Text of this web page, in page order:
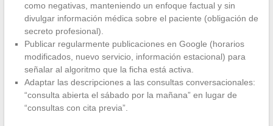
como negativas, manteniendo un enfoque factual y sin
divulgar información médica sobre el paciente (obligación de
secreto profesional).
Publicar regularmente publicaciones en Google (horarios
modificados, nuevo servicio, información estacional) para
señalar al algoritmo que la ficha está activa.
Adaptar las descripciones a las consultas conversacionales:
“consulta abierta el sábado por la mañana” en lugar de
“consultas con cita previa”.